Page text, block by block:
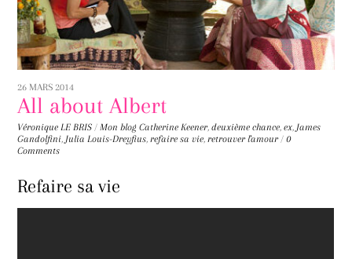
26 MARS 2014
All about Albert
Véronique LE BRIS / Mon blog Catherine Keener,deuxième chance,ex, James
Gandolfini, Julia Louis-Dreyfius, refaire sa vie, retrouver l'amour / 0
Comments
Refaire sa vie